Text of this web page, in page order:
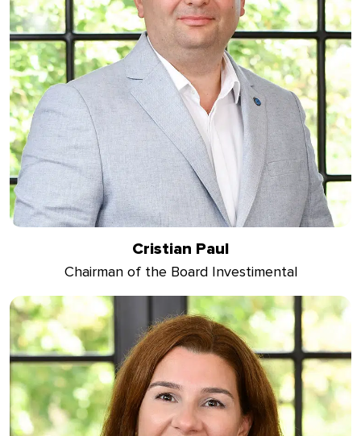
Cristian Paul
Chairman of the Board Investimental